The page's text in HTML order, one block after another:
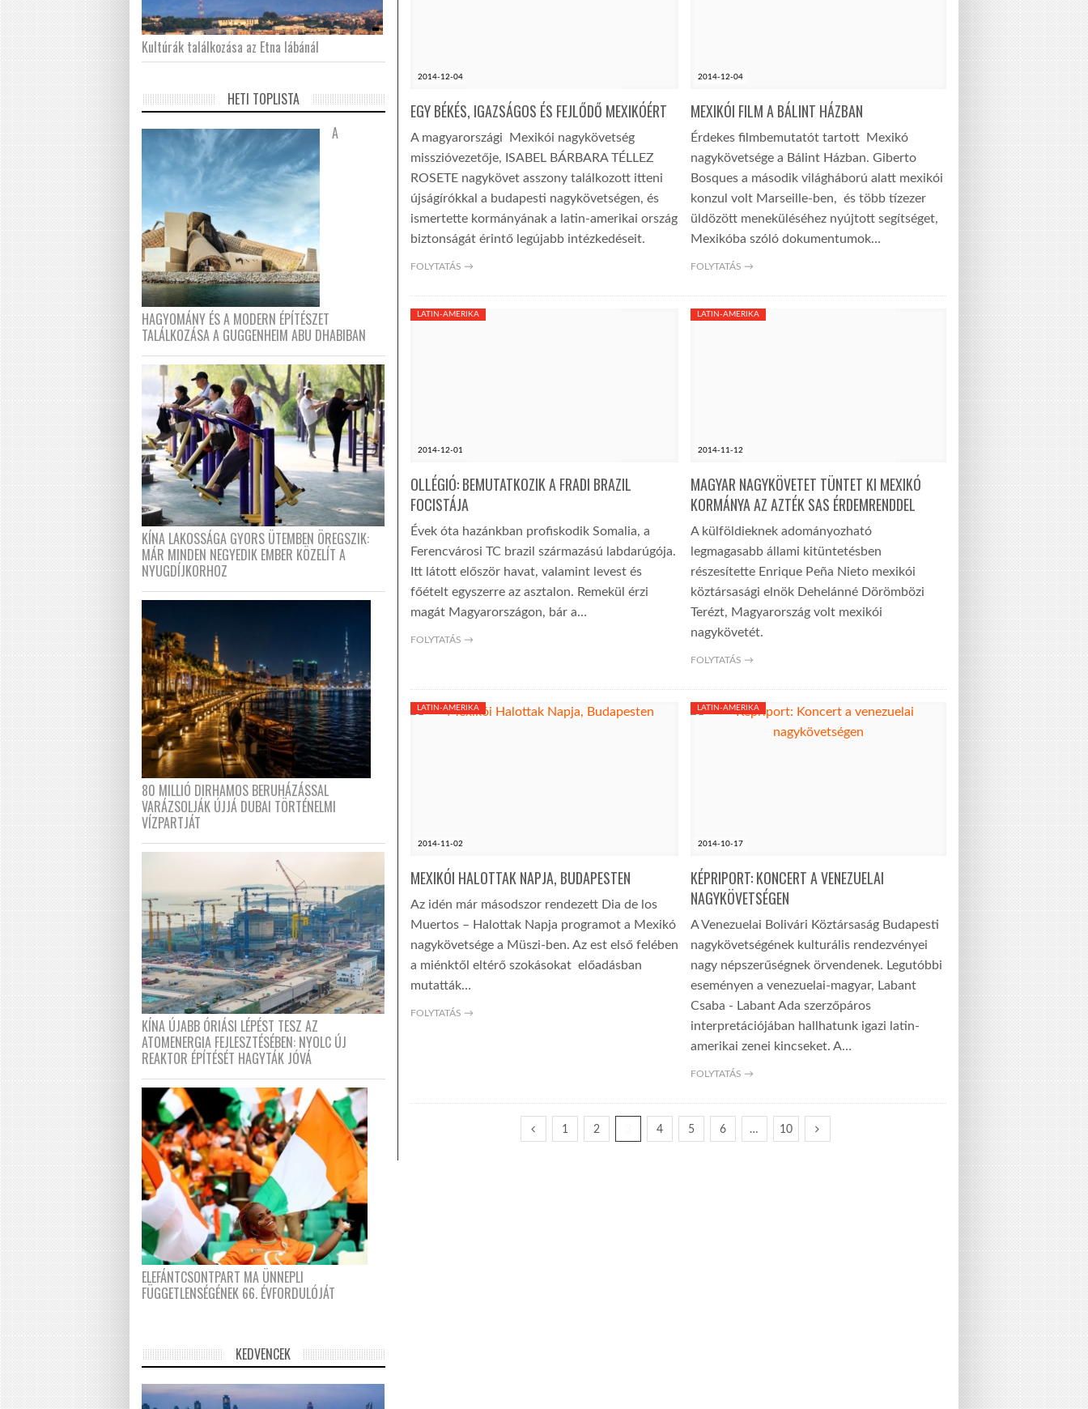
2014-12-04
EGY BÉKÉS, IGAZSÁGOS ÉS FEJLŐDŐ MEXIKÓÉRT
A magyarországi Mexikói nagykövetség
misszióvezetője, ISABEL BÁRBARA TÉLLEZ
ROSETE nagykövet asszony találkozott itteni
újságírókkal a budapesti nagykövetségen, és
ismertette kormányának a latin-amerikai ország
biztonságát érintő legújabb intézkedéseit.
FOLYTATÁS →
2014-12-04
MEXIKÓI FILM A BÁLINT HÁZBAN
Érdekes filmbemutatót tartott Mexikó
nagykövetsége a Bálint Házban. Giberto
Bosques a második világháború alatt mexikói
konzul volt Marseille-ben, és több tízezer
üldözött meneküléséhez nyújtott segítséget,
Mexikóba szóló dokumentumok…
FOLYTATÁS →
2014-12-01
LATIN-AMERIKA
OLLÉGIÓ: BEMUTATKOZIK A FRADI BRAZIL
FOCISTÁJA
Évek óta hazánkban profiskodik Somalia, a
Ferencvárosi TC brazil származású labdarúgója.
Itt látott először havat, valamint levest és
főételt egyszerre az asztalon. Remekül érzi
magát Magyarországon, bár a…
FOLYTATÁS →
2014-11-12
LATIN-AMERIKA
MAGYAR NAGYKÖVETET TÜNTET KI MEXIKÓ
KORMÁNYA AZ AZTÉK SAS ÉRDEMRENDDEL
A külföldieknek adományozható
legmagasabb állami kitüntetésben
részesítette Enrique Peña Nieto mexikói
köztársasági elnök Dehelánné Dörömbözi
Terézt, Magyarország volt mexikói
nagykövetét.
FOLYTATÁS →
2014-11-02
LATIN-AMERIKA
MEXIKÓI HALOTTAK NAPJA, BUDAPESTEN
Az idén már másodszor rendezett Dia de los
Muertos – Halottak Napja programot a Mexikó
nagykövetsége a Müszi-ben. Az est első felében
a miénktől eltérő szokásokat előadásban
mutatták…
FOLYTATÁS →
2014-10-17
LATIN-AMERIKA
KÉPRIPORT: KONCERT A VENEZUELAI
NAGYKÖVETSÉGEN
A Venezuelai Bolivári Köztársaság Budapesti
nagykövetségének kulturális rendezvényei
nagy népszerűségnek örvendenek. Legutóbbi
eseményen a venezuelai-magyar, Labant
Csaba - Labant Ada szerzőpáros
interpretációjában hallhatunk igazi latin-
amerikai zenei kincseket. A…
FOLYTATÁS →
1 2 4 5 6 … 10
Kultúrák találkozása az Etna lábánál
HETI TOPLISTA
A
HAGYOMÁNY ÉS A MODERN ÉPÍTÉSZET
TALÁLKOZÁSA A GUGGENHEIM ABU DHABIBAN
KÍNA LAKOSSÁGA GYORS ÜTEMBEN ÖREGSZIK:
MÁR MINDEN NEGYEDIK EMBER KÖZELÍT A
NYUGDÍJKORHOZ
80 MILLIÓ DIRHAMOS BERUHÁZÁSSAL
VARÁZSOLJÁK ÚJJÁ DUBAI TÖRTÉNELMI
VÍZPARTJÁT
KÍNA ÚJABB ÓRIÁSI LÉPÉST TESZ AZ
ATOMENERGIA FEJLESZTÉSÉBEN: NYOLC ÚJ
REAKTOR ÉPÍTÉSÉT HAGYTÁK JÓVÁ
ELEFÁNTCSONTPART MA ÜNNEPLI
FÜGGETLENSÉGÉNEK 66. ÉVFORDULÓJÁT
KEDVENCEK